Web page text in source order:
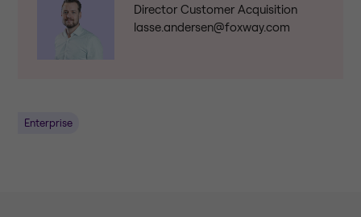
Director Customer Acquisition
lasse.andersen@foxway.com
Enterprise